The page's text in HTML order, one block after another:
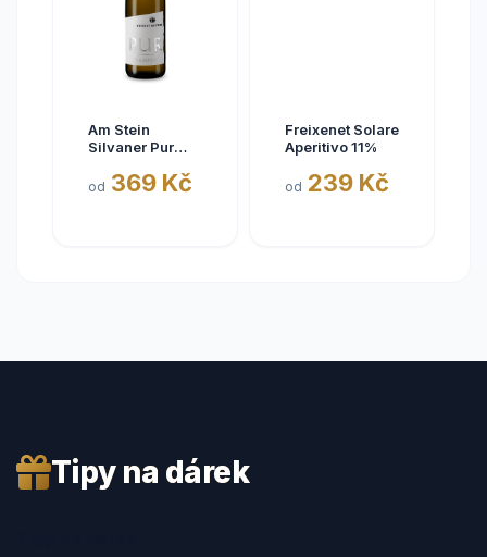
Am Stein
Silvaner Pur
od 369 Kč
Freixenet Solare
Aperitivo 11%
od 239 Kč
Tipy na dárek